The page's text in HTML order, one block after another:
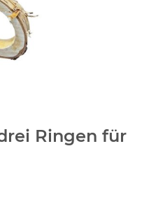
Ringen für